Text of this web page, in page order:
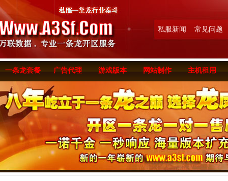
私服新闻 常见问题
一条龙套餐 广告代理 游戏版本 网站制作 主机租用